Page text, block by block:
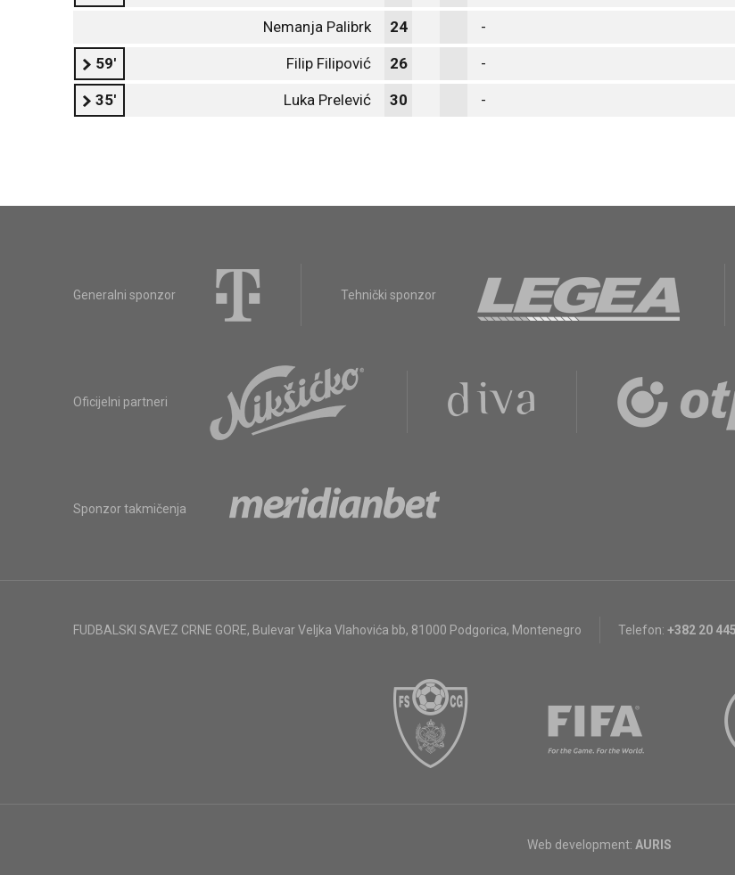
Nemanja Palibrk 24 -
59' Filip Filipović 26 -
35' Luka Prelević 30 -
Generalni sponzor Tehnički sponzor
Oficijelni partneri
Sponzor takmičenja
FUDBALSKI SAVEZ CRNE GORE, Bulevar Veljka Vlahovića bb, 81000 Podgorica, Montenegro Telefon: +382 20
Web development: AURIS